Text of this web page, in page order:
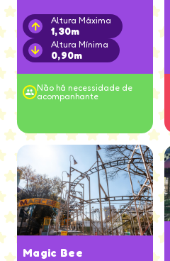
Altura Máxima
1,30m
Altura Mínima
0,90m
Não há necessidade de
acompanhante
Magic Bee